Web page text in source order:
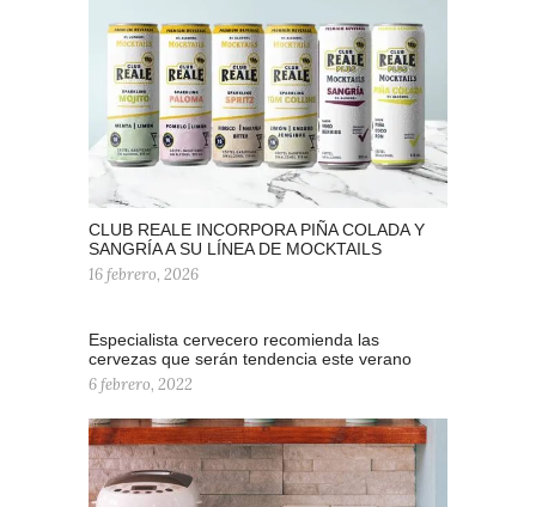
CLUB REALE INCORPORA PIÑA COLADA Y
SANGRÍA A SU LÍNEA DE MOCKTAILS
16 febrero, 2026
Especialista cervecero recomienda las
cervezas que serán tendencia este verano
6 febrero, 2022